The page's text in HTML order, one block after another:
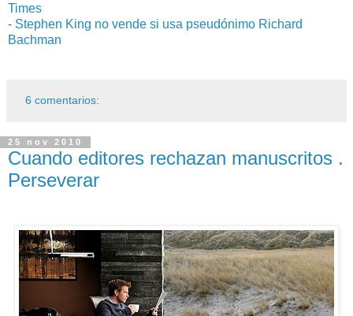
Times
- Stephen King no vende si usa pseudónimo Richard
Bachman
6 comentarios:
25 nov 2010
Cuando editores rechazan manuscritos .
Perseverar